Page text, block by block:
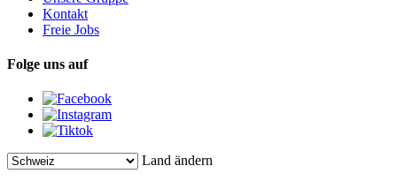
Kontakt
Freie Jobs
Folge uns auf
Land ändern